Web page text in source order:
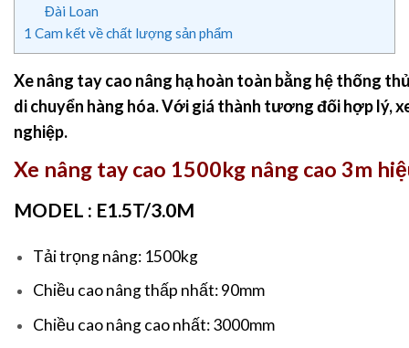
Đài Loan
1 Cam kết về chất lượng sản phẩm
Xe nâng tay cao nâng hạ hoàn toàn bằng hệ thống
di chuyển hàng hóa. Với giá thành tương đối hợp lý,
nghiệp.
Xe nâng tay cao 1500kg nâng cao 3m
MODEL : E1.5T/3.0M
Tải trọng nâng: 1500kg
Chiều cao nâng thấp nhất: 90mm
Chiều cao nâng cao nhất: 3000mm